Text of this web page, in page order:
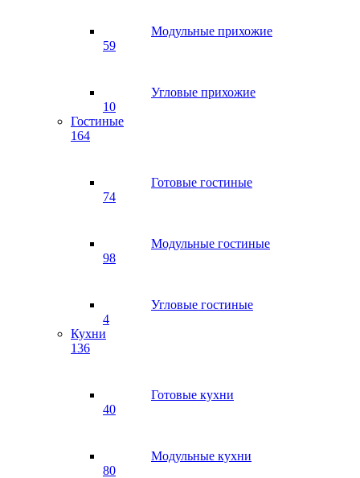
Модульные прихожие
59
Угловые прихожие
10
Гостиные
164
Готовые гостиные
74
Модульные гостиные
98
Угловые гостиные
4
Кухни
136
Готовые кухни
40
Модульные кухни
80